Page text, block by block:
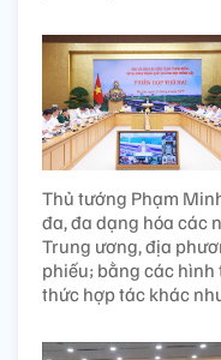
Thủ tướng Phạm
đa, đa dạng hóa các
Trung ương, địa
phiếu; bằng các
thức hợp tác khác